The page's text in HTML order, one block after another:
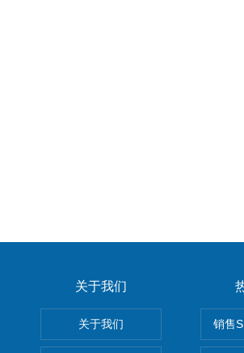
关于我们
关于我们 销售